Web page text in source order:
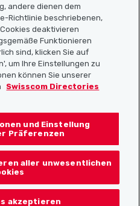
andere dienen dem
Richtlinie beschriebenen,
deaktivieren
Funktionieren
sind, klicken Sie auf
um Ihre Einstellungen zu
können Sie unserer
Swisscom Directories
und Einstellung
Präferenzen
aller unwesentlichen
akzeptieren